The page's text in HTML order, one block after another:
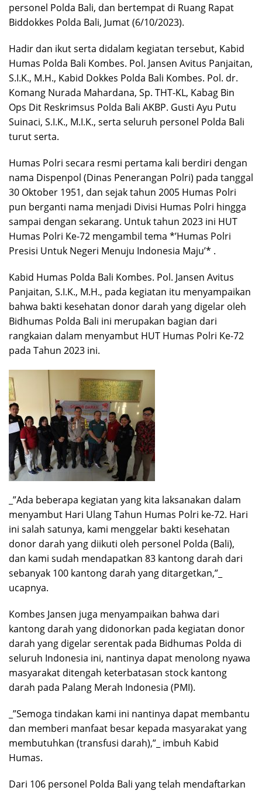
personel Polda Bali, dan bertempat di Ruang Rapat
Biddokkes Polda Bali, Jumat (6/10/2023).
Hadir dan ikut serta didalam kegiatan tersebut, Kabid
Humas Polda Bali Kombes. Pol. Jansen Avitus Panjaitan,
S.I.K., M.H., Kabid Dokkes Polda Bali Kombes. Pol. dr.
Komang Nurada Mahardana, Sp. THT-KL, Kabag Bin
Ops Dit Reskrimsus Polda Bali AKBP. Gusti Ayu Putu
Suinaci, S.I.K., M.I.K., serta seluruh personel Polda Bali
turut serta.
Humas Polri secara resmi pertama kali berdiri dengan
nama Dispenpol (Dinas Penerangan Polri) pada tanggal
30 Oktober 1951, dan sejak tahun 2005 Humas Polri
pun berganti nama menjadi Divisi Humas Polri hingga
sampai dengan sekarang. Untuk tahun 2023 ini HUT
Humas Polri Ke-72 mengambil tema *’Humas Polri
Presisi Untuk Negeri Menuju Indonesia Maju’* .
Kabid Humas Polda Bali Kombes. Pol. Jansen Avitus
Panjaitan, S.I.K., M.H., pada kegiatan itu menyampaikan
bahwa bakti kesehatan donor darah yang digelar oleh
Bidhumas Polda Bali ini merupakan bagian dari
rangkaian dalam menyambut HUT Humas Polri Ke-72
pada Tahun 2023 ini.
_”Ada beberapa kegiatan yang kita laksanakan dalam
menyambut Hari Ulang Tahun Humas Polri ke-72. Hari
ini salah satunya, kami menggelar bakti kesehatan
donor darah yang diikuti oleh personel Polda (Bali),
dan kami sudah mendapatkan 83 kantong darah dari
sebanyak 100 kantong darah yang ditargetkan,”_
ucapnya.
Kombes Jansen juga menyampaikan bahwa dari
kantong darah yang didonorkan pada kegiatan donor
darah yang digelar serentak pada Bidhumas Polda di
seluruh Indonesia ini, nantinya dapat menolong nyawa
masyarakat ditengah keterbatasan stock kantong
darah pada Palang Merah Indonesia (PMI).
_”Semoga tindakan kami ini nantinya dapat membantu
dan memberi manfaat besar kepada masyarakat yang
membutuhkan (transfusi darah),”_ imbuh Kabid
Humas.
Dari 106 personel Polda Bali yang telah mendaftarkan